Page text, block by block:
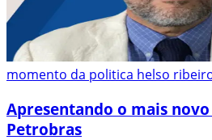
momento da politica helso
Apresentando o mais
Petrobras